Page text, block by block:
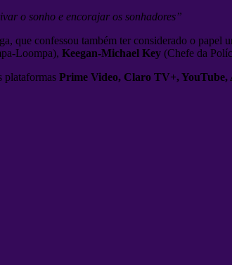
o sonho e encorajar os sonhadores”
que confessou também ter considerado o
Loompa), Keegan-Michael Key (Chefe da
plataformas Prime Video, Claro TV+,